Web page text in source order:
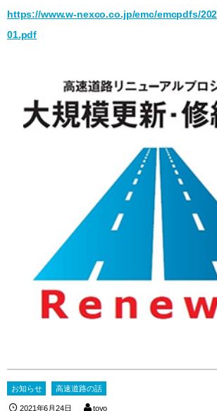
https://www.w-nexco.co.jp/emc/emcpdfs/
01.pdf
お知らせ 高速道路の話
2021年6月24日 toyo